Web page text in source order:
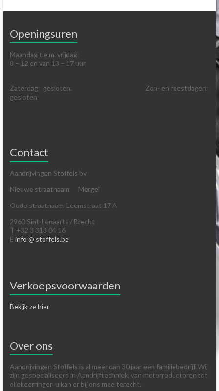
Openingsuren
Maandag t.e.m. vrijdag:
8 – 12 en van 13 – 17 uur
Zaterdag: gesloten. Zon- en feestdagen:
gesloten.
Contact
Aandrijvingen Stoffels bv
Nieuwe straatnaam Mergel
Oude straatnaam Leemstraat 17 A
2960 Sint-Lenaarts / Brecht
T +32 3 313 04 16
E info @ stoffels.be
Verkoopsvoorwaarden
Bekijk ze hier
Over ons
Aandrijvingen Stoffels is al meer dan 30 jaar een familiebedrijf. Wij
zijn gespecialiseerd in Aandrijftechniek, van motorreductoren tot
oliekeerringen u kan er bij ons mee terecht.